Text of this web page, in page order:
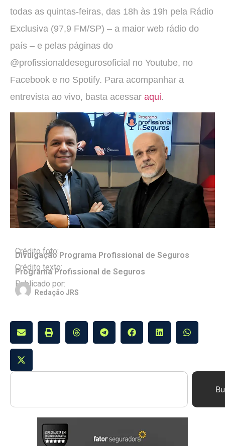
todas as quintas-feiras, das 18h às 19h pela Rádio
Exclusiva (97,9 FM/SP) – a maior web rádio do
país – e pelas páginas do
@profissionaldesegurosoficial no Youtube, no
Facebook e no Spotify. Para acompanhar a
entrevista ao vivo, basta acessar aqui.
Crédito foto:
Divulgação Programa Profissional de Seguros
Crédito texto:
Programa Profissional de Seguros
Publicado por:
Redação JRS